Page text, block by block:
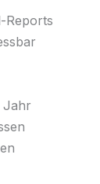
Reports
Jahr